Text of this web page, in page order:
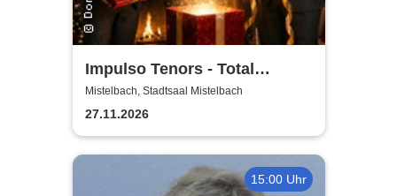
Impulso Tenors - Total
Christmas
Mistelbach, Stadtsaal Mistelbach
27.11.2026
15:00 Uhr